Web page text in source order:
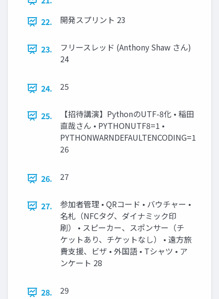
22.
開発スプリント 23
23.
フリースレッド (Anthony Shaw さん)
24
24. 25
25.
【招待講演】PythonのUTF-8化 • 稲田
直哉さん • PYTHONUTF8=1 •
PYTHONWARNDEFAULTENCODING=1
26
26. 27
27.
参加者管理 • QRコード • バウチャー •
名札（NFCタグ、ダイナミック印
刷） • スピーカー、スポンサー（チ
ケットあり、チケットなし） • 遠方旅
費支援、ビザ • 外国語 • Tシャツ • ア
ンケート 28
28. 29